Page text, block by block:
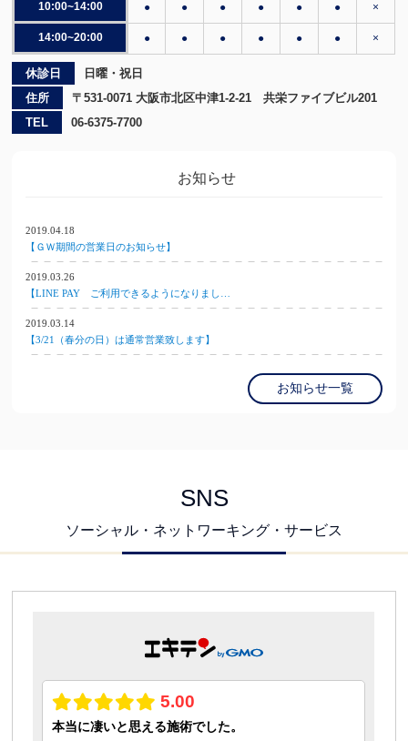
10:00~14:00 ● ● ● ● ● ● ×
14:00~20:00 ● ● ● ● ● ● ×
休診日
日曜・祝日
住所
〒531-0071 大阪市北区中津1-2-21 共栄ファイブビル201
TEL
06-6375-7700
お知らせ
2019.04.18
【ＧＷ期間の営業日のお知らせ】
2019.03.26
【LINE PAY ご利用できるようになりまし…
2019.03.14
【3/21（春分の日）は通常営業致します】
お知らせ一覧
SNS
ソーシャル・ネットワーキング・サービス